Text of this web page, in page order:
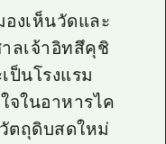
ว่างเกิดภัยพิบัติ
งเห็นวัดและ
ลเจ้าอิทสึคุชิ
ป็นโรงแรม
ในอาหารไค
ตถุดิบสดใหม่